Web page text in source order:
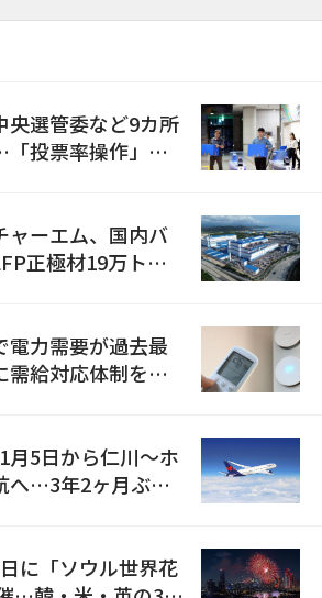
央選管委など9カ所
投票率操作」の
ャーエム、国内バ
正極材19万トン
電力需要が過去最
需給対応体制を点
月5日から仁川〜ホ
へ…3年2ヶ月ぶり
に「ソウル世界花